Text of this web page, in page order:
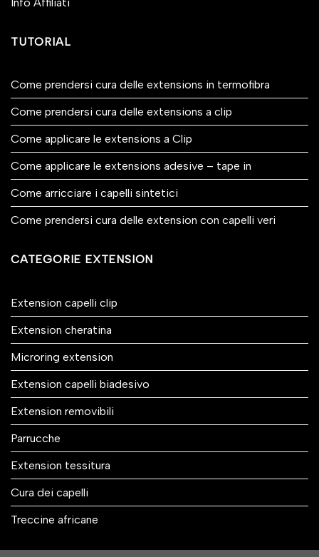
TUTORIAL
Come prendersi cura delle extensions in termofibra
Come prendersi cura delle extensions a clip
Come applicare le extensions a Clip
Come applicare le extensions adesive – tape in
Come arricciare i capelli sintetici
Come prendersi cura delle extension con capelli veri
CATEGORIE EXTENSION
Extension capelli clip
Extension cheratina
Microring extension
Extension capelli biadesivo
Extension removibili
Parrucche
Extension tessitura
Cura dei capelli
Treccine africane